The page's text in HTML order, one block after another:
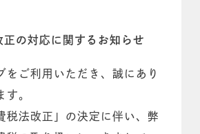
正の対応に関するお知らせ
をご利用いただき、誠にあり
す。
税法改正」の決定に伴い、弊